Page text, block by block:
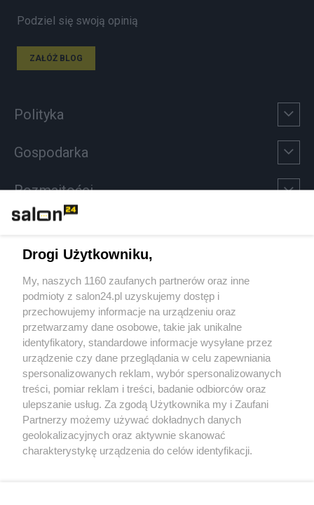
Podziel się swoją opinią
ZAŁÓŻ BLOG
Polityka
Gospodarka
Rozmaitości
Sport
Społeczeństwo
Kultura
X Facebook Instagram Youtube
Drogi Użytkowniku,
My, naszych 1160 zaufanych partnerów oraz inne
podmioty z salon24.pl uzyskujemy dostęp i
przechowujemy informacje na urządzeniu oraz
przetwarzamy dane osobowe, takie jak unikalne
identyfikatory, standardowe informacje wysyłane przez
urządzenie czy dane przeglądania w celu zapewniania
spersonalizowanych reklam, wybór spersonalizowanych
treści, pomiar reklam i treści, badanie odbiorców oraz
ulepszanie usług. Za zgodą Użytkownika my i Zaufani
Partnerzy możemy używać dokładnych danych
geolokalizacyjnych oraz aktywnie skanować
charakterystykę urządzenia do celów identyfikacji.